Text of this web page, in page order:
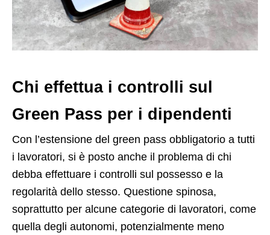
Chi effettua i controlli sul
Green Pass per i dipendenti
Con l’estensione del green pass obbligatorio a tutti
i lavoratori, si è posto anche il problema di chi
debba effettuare i controlli sul possesso e la
regolarità dello stesso. Questione spinosa,
soprattutto per alcune categorie di lavoratori, come
quella degli autonomi, potenzialmente meno